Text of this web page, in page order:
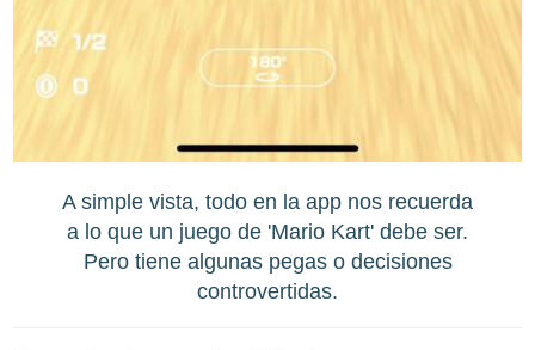
A simple vista, todo en la app nos recuerda
a lo que un juego de 'Mario Kart' debe ser.
Pero tiene algunas pegas o decisiones
controvertidas.